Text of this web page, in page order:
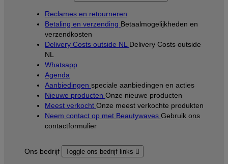
Reclames en retourneren
Betaling en verzending Betaalmogelijkheden en
verzendkosten
Delivery Costs outside NL Delivery Costs outside
NL
Whatsapp
Agenda
Aanbiedingen speciale aanbiedingen en acties
Nieuwe producten Onze nieuwe producten
Meest verkocht Onze meest verkochte produkten
Neem contact op met Beautywaves Gebruik ons
contactformulier
Ons bedrijf Toggle ons bedrijf links 